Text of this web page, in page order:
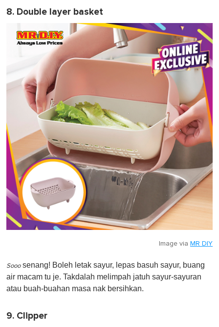
8. Double layer basket
Image via MR DIY
Sooosenang! Boleh letak sayur, lepas basuh sayur, buang
air macam tu je. Takdalah melimpah jatuh sayur-sayuran
atau buah-buahan masa nak bersihkan.
9. Clipper